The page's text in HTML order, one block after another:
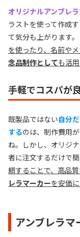
オリジナルアンブレ
ラストを使って作成
て気分も上がります。
を使ったり、名前や
念品制作としても活
手軽でコスパが
既製品ではない自分
するのは、制作費用
ね。しかし、オリジ
者に注文するだけで
頼することで、高品
レラマーカーを安価
アンブレラ